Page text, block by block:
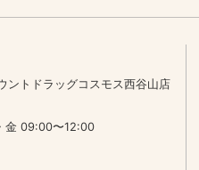
トドラッグコスモス西谷山店
金 09:00〜12:00